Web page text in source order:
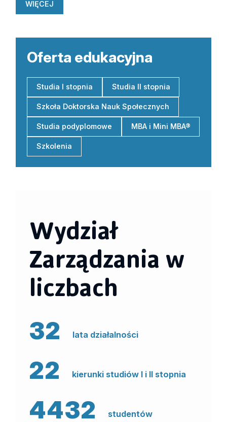
WIĘCEJ
WIĘCEJ
Oferta edukacyjna
Studia I stopnia Studia II stopnia
Szkoła Doktorska Nauk Społecznych
Studia podyplomowe MBA i Mini MBA®
Szkolenia
Wydział
Zarządzania w
liczbach
32 lata działalności
22 kierunki studiów I i II stopnia
4432 studentów